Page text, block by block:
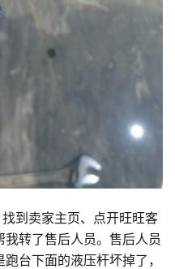
到卖家主页、点开旺旺客
转了售后人员。售后人员
台下面的液压杆坏掉了，